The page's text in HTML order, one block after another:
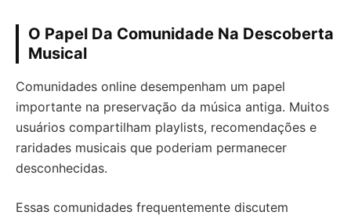
O Papel Da Comunidade Na Descoberta
Musical
Comunidades online desempenham um papel
importante na preservação da música antiga. Muitos
usuários compartilham playlists, recomendações e
raridades musicais que poderiam permanecer
desconhecidas.
Essas comunidades frequentemente discutem